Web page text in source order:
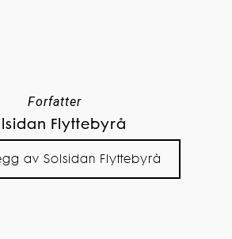
Forfatter
Flyttebyrå
av Solsidan Flyttebyrå